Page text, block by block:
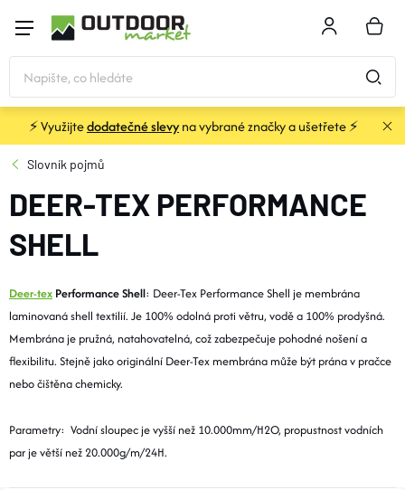
obsah
KOŠÍK
STANY
SPACÁKY
BATOHY A TAŠKY
KARIMATKY
OBLEČENÍ
BOTY A PONOŽKY
⚡ Využijtedodatečné slevyna vybrané značky a ušetřete ⚡
Slovník pojmů
DEER-TEX PERFORMANCE
SHELL
Deer-tex Performance Shell: Deer-Tex Performance Shell je membrána
laminovaná shell textilií. Je 100% odolná proti větru, vodě a 100% prodyšná.
Membrána je pružná, natahovatelná, což zabezpečuje pohodné nošení a
flexibilitu. Stejně jako originální Deer-Tex membrána může být prána v pračce
nebo čištěna chemicky.
Parametry: Vodní sloupec je vyšší než 10.000mm/H2O, propustnost vodních
par je větší než 20.000g/m/24H.